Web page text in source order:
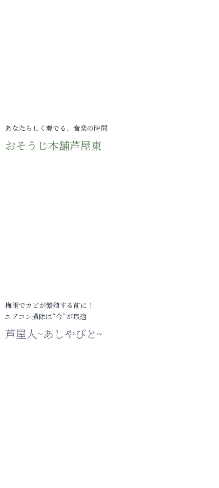
あなたらしく奏でる、音楽の時間
おそうじ本舗芦屋東
梅雨でカビが繁殖する前に！
エアコン掃除は“今”が最適
芦屋人~あしやびと~